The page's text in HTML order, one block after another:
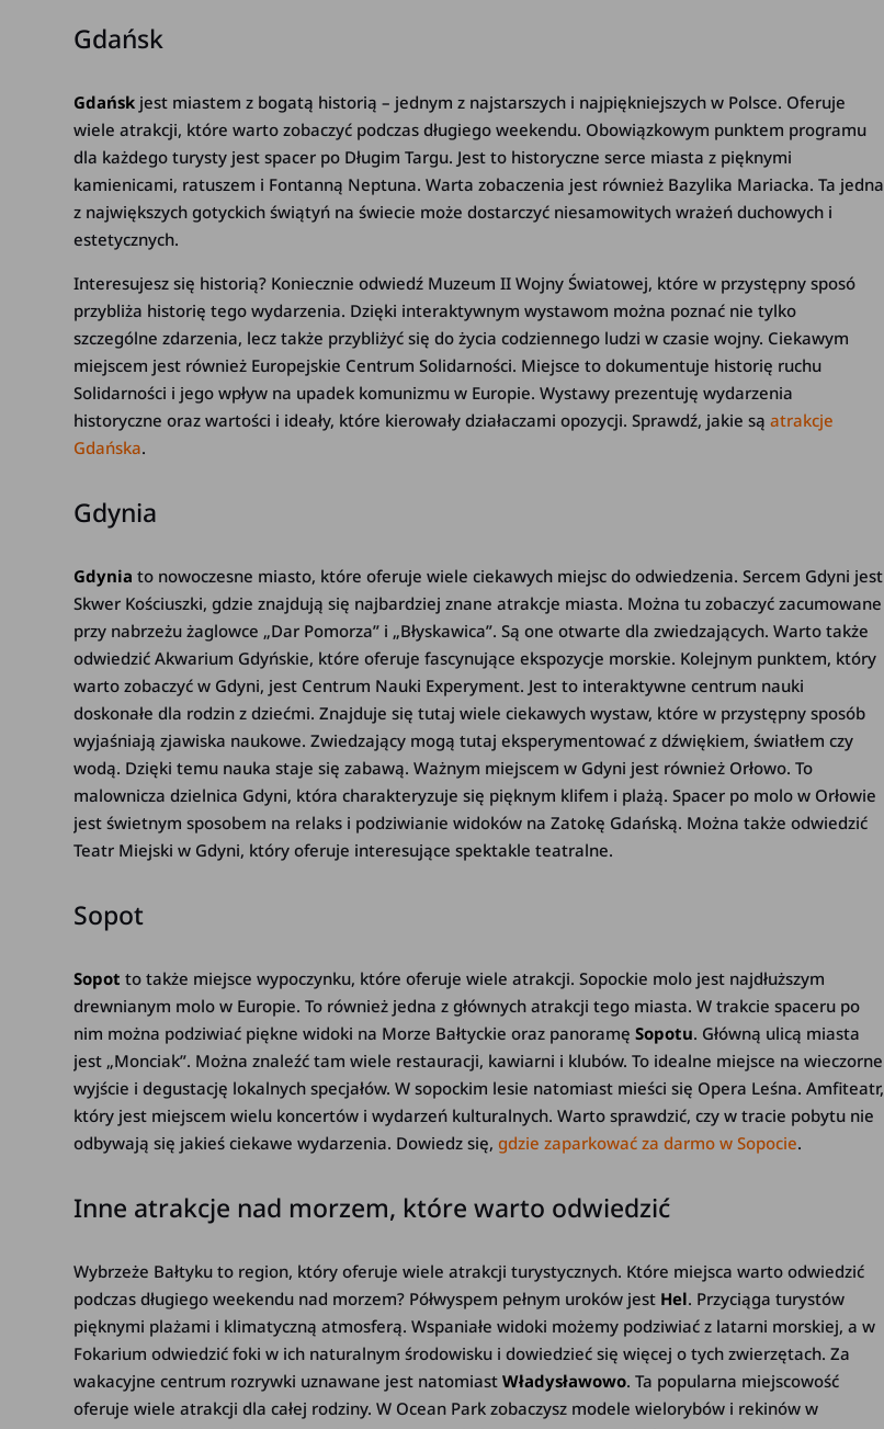
Gdańsk
Gdańsk jest miastem z bogatą historią – jednym z najstarszych i najpiękniejszych w Polsce. Oferuje
wiele atrakcji, które warto zobaczyć podczas długiego weekendu. Obowiązkowym punktem programu
dla każdego turysty jest spacer po Długim Targu. Jest to historyczne serce miasta z pięknymi
kamienicami, ratuszem i Fontanną Neptuna. Warta zobaczenia jest również Bazylika Mariacka. Ta jedna
z największych gotyckich świątyń na świecie może dostarczyć niesamowitych wrażeń duchowych i
estetycznych.
Interesujesz się historią? Koniecznie odwiedź Muzeum II Wojny Światowej, które w przystępny sposó
przybliża historię tego wydarzenia. Dzięki interaktywnym wystawom można poznać nie tylko
szczególne zdarzenia, lecz także przybliżyć się do życia codziennego ludzi w czasie wojny. Ciekawym
miejscem jest również Europejskie Centrum Solidarności. Miejsce to dokumentuje historię ruchu
Solidarności i jego wpływ na upadek komunizmu w Europie. Wystawy prezentuję wydarzenia
historyczne oraz wartości i ideały, które kierowały działaczami opozycji. Sprawdź, jakie sąatrakcje
Gdańska.
Gdynia
Gdynia to nowoczesne miasto, które oferuje wiele ciekawych miejsc do odwiedzenia. Sercem Gdyni jest
Skwer Kościuszki, gdzie znajdują się najbardziej znane atrakcje miasta. Można tu zobaczyć zacumowane
przy nabrzeżu żaglowce „Dar Pomorza” i „Błyskawica”. Są one otwarte dla zwiedzających. Warto także
odwiedzić Akwarium Gdyńskie, które oferuje fascynujące ekspozycje morskie. Kolejnym punktem, który
warto zobaczyć w Gdyni, jest Centrum Nauki Experyment. Jest to interaktywne centrum nauki
doskonałe dla rodzin z dziećmi. Znajduje się tutaj wiele ciekawych wystaw, które w przystępny sposób
wyjaśniają zjawiska naukowe. Zwiedzający mogą tutaj eksperymentować z dźwiękiem, światłem czy
wodą. Dzięki temu nauka staje się zabawą. Ważnym miejscem w Gdyni jest również Orłowo. To
malownicza dzielnica Gdyni, która charakteryzuje się pięknym klifem i plażą. Spacer po molo w Orłowie
jest świetnym sposobem na relaks i podziwianie widoków na Zatokę Gdańską. Można także odwiedzić
Teatr Miejski w Gdyni, który oferuje interesujące spektakle teatralne.
Sopot
Sopot to także miejsce wypoczynku, które oferuje wiele atrakcji. Sopockie molo jest najdłuższym
drewnianym molo w Europie. To również jedna z głównych atrakcji tego miasta. W trakcie spaceru po
nim można podziwiać piękne widoki na Morze Bałtyckie oraz panoramęSopotu. Główną ulicą miasta
jest „Monciak”. Można znaleźć tam wiele restauracji, kawiarni i klubów. To idealne miejsce na wieczorne
wyjście i degustację lokalnych specjałów. W sopockim lesie natomiast mieści się Opera Leśna. Amfiteatr,
który jest miejscem wielu koncertów i wydarzeń kulturalnych. Warto sprawdzić, czy w tracie pobytu nie
odbywają się jakieś ciekawe wydarzenia. Dowiedz się,gdzie zaparkować za darmo w Sopocie.
Inne atrakcje nad morzem, które warto odwiedzić
Wybrzeże Bałtyku to region, który oferuje wiele atrakcji turystycznych. Które miejsca warto odwiedzić
podczas długiego weekendu nad morzem? Półwyspem pełnym uroków jest Hel. Przyciąga turystów
pięknymi plażami i klimatyczną atmosferą. Wspaniałe widoki możemy podziwiać z latarni morskiej, a w
Fokarium odwiedzić foki w ich naturalnym środowisku i dowiedzieć się więcej o tych zwierzętach. Za
wakacyjne centrum rozrywki uznawane jest natomiastWładysławowo. Ta popularna miejscowość
oferuje wiele atrakcji dla całej rodziny. W Ocean Park zobaczysz modele wielorybów i rekinów w